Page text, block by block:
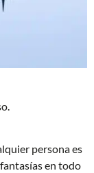
persona es
en todo